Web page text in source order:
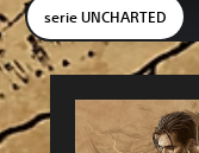
serie UNCHARTED